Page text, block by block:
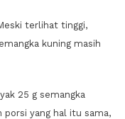
terlihat tinggi,
kuning masih
25 g semangka
porsi yang hal itu sama,